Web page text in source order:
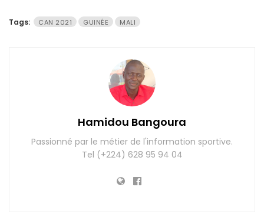
Tags: CAN 2021 GUINÉE MALI
Hamidou Bangoura
Passionné par le métier de l'information sportive.
Tel (+224) 628 95 94 04